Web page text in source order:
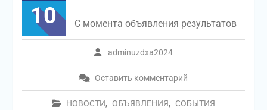
10
adminuzdxa2024
Оставить комментарий
НОВОСТИ, ОБЪЯВЛЕНИЯ, СОБЫТИЯ
С момента объявления результатов